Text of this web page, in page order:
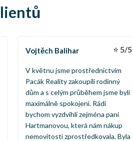
Vojtěch Balihar ⭐ 5/5
V květnu jsme prostřednictvím
Pacák Reality zakoupili rodinný
dům a s celým průběhem jsme byli
maximálně spokojeni. Rádi
bychom vyzdvihli zejména paní
Hartmanovou, která nám nákup
nemovitosti zprostředkovala. Byla